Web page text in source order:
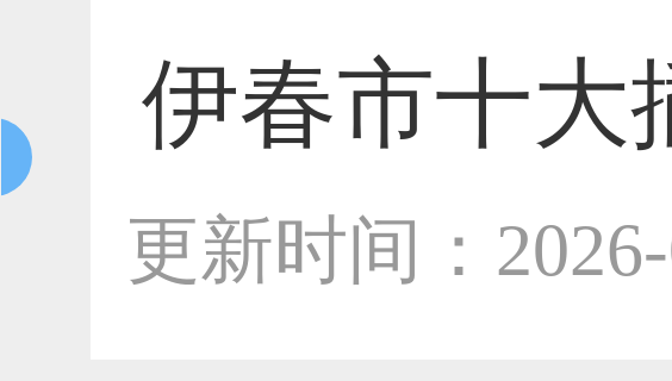
恭喜131****1475用户作
恭喜133****8874用户作
伊春市十大
师
更新时间：